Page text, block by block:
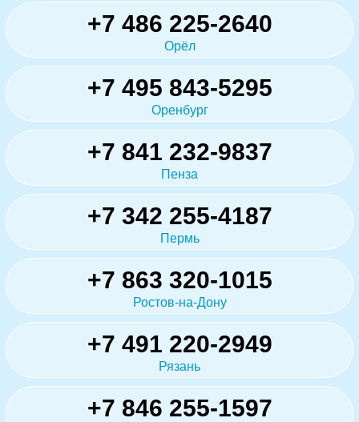
+7 486 225-2640
Орёл
+7 495 843-5295
Оренбург
+7 841 232-9837
Пенза
+7 342 255-4187
Пермь
+7 863 320-1015
Ростов-на-Дону
+7 491 220-2949
Рязань
+7 846 255-1597